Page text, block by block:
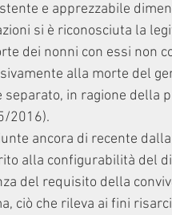
e apprezzabile
si è riconosciuta la
dei nonni con essi non
alla morte del
separato, in ragione della
2016).
ancora di recente
alla configurabilità del
del requisito della
ciò che rileva ai fini